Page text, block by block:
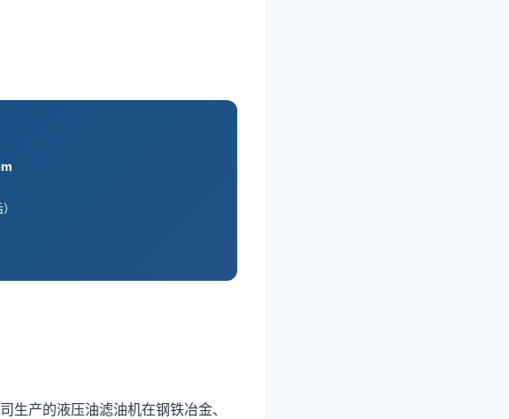
产的液压油滤油机在钢铁冶金、